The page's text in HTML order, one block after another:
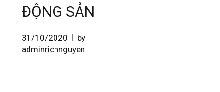
ĐỘNG SẢN
31/10/2020
by
adminrichnguyen